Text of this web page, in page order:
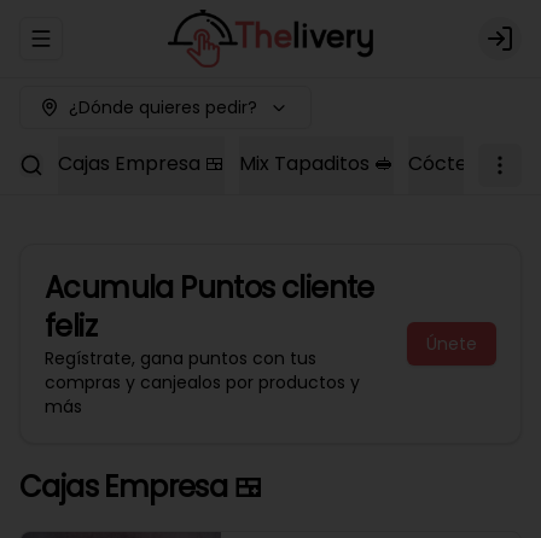
Abrir menu de navegación Login
¿Dónde quieres pedir?
Cajas Empresa 🍱 Mix Tapaditos 🥪 Cóctel Dulce
Acumula Puntos cliente
feliz
Regístrate, gana puntos con tus
compras y canjealos por productos y
más
Únete
Cajas Empresa 🍱